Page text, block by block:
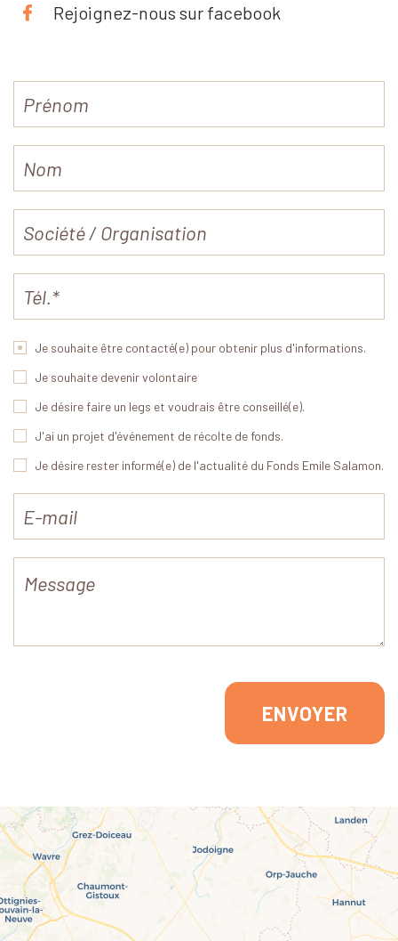
Rejoignez-nous sur facebook
Je souhaite être contacté(e) pour obtenir plus d'informations.
Je souhaite devenir volontaire
Je désire faire un legs et voudrais être conseillé(e).
J'ai un projet d'événement de récolte de fonds.
Je désire rester informé(e) de l'actualité du Fonds Emile Salamon.